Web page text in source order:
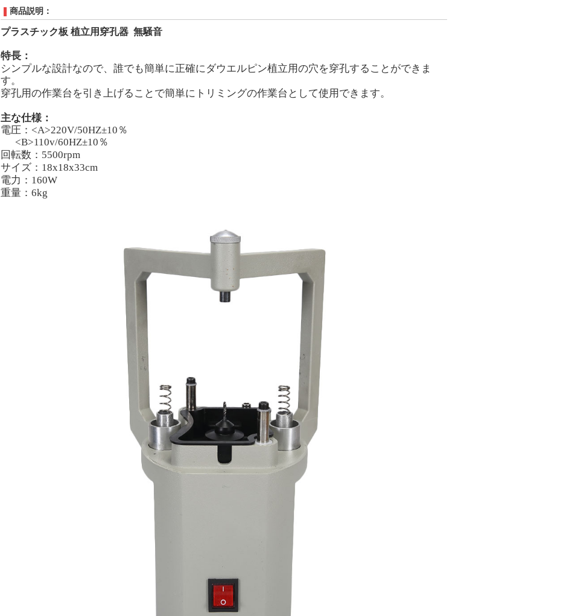
商品説明：
プラスチック板 植立用穿孔器 無騒音
特長：
シンプルな設計なので、誰でも簡単に正確にダウエルピン植立用の穴を穿孔することができま
す。
穿孔用の作業台を引き上げることで簡単にトリミングの作業台として使用できます。
主な仕様：
電圧：<A>220V/50HZ±10％
<B>110v/60HZ±10％
回転数：5500rpm
サイズ：18x18x33cm
電力：160W
重量：6kg